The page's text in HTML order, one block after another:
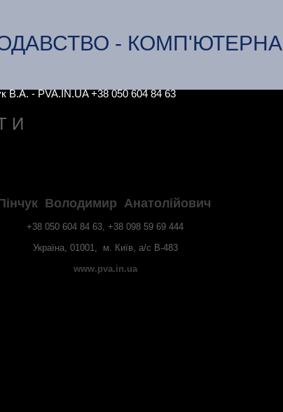
- КОМП'ЮТЕРНА
- PVA.IN.UA +38 050 604 84 63
И
Володимир Анатолійович
+38 050 604 84 63, +38 098 59 69 444
Україна, 01001, м. Київ, а/с В-483
www.pva.in.ua